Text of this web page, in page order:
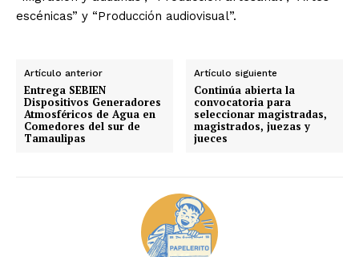
escénicas” y “Producción audiovisual”.
Artículo anterior
Entrega SEBIEN
Dispositivos Generadores
Atmosféricos de Agua en
Comedores del sur de
Tamaulipas
Artículo siguiente
Continúa abierta la
convocatoria para
seleccionar magistradas,
magistrados, juezas y
jueces